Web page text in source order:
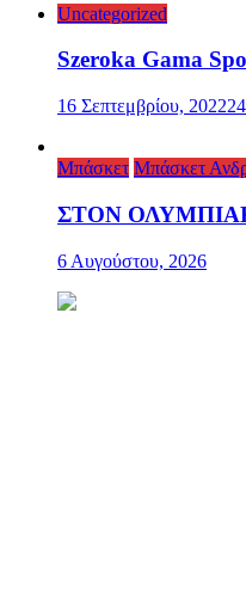
Uncategorized
Szeroka Gama
16 Σεπτεμβρίου, 2022
Μπάσκετ Μπάσκετ
ΣΤΟΝ
6 Αυγούστου, 2026